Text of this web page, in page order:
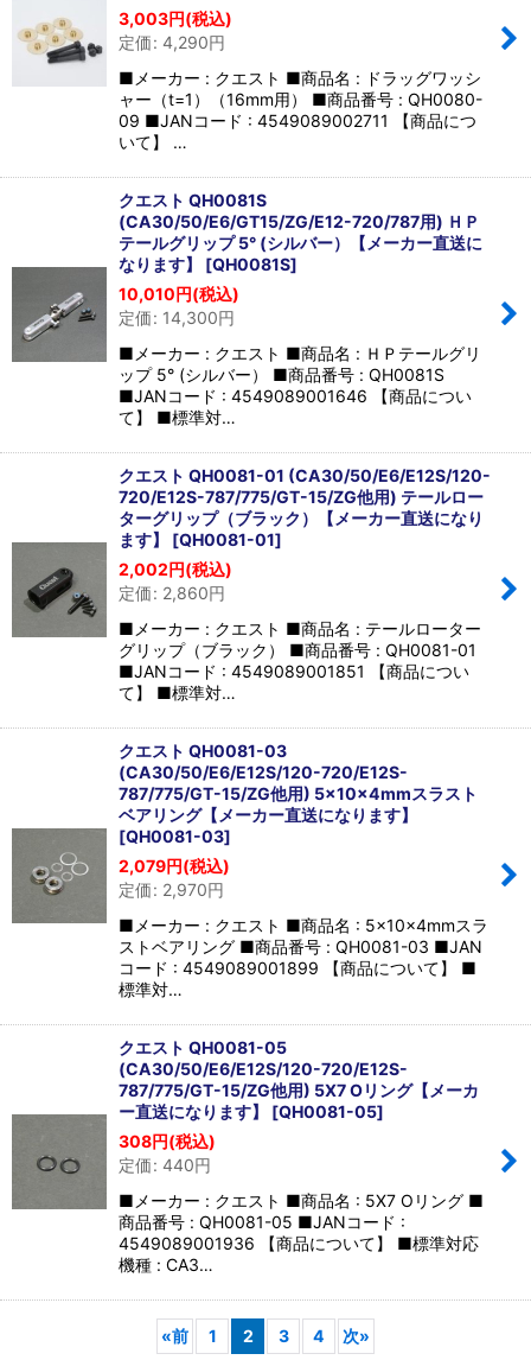
3,003円(税込)
定価: 4,290円
■メーカー : クエスト ■商品名 : ドラッグワッシ
ャー（t=1）（16mm用） ■商品番号 : QH0080-
09 ■JANコード : 4549089002711 【商品につ
いて】 …
クエスト QH0081S
(CA30/50/E6/GT15/ZG/E12-720/787用) ＨＰ
テールグリップ 5° (シルバー）【メーカー直送に
なります】
[QH0081S]
10,010円(税込)
定価: 14,300円
■メーカー : クエスト ■商品名 : ＨＰテールグリ
ップ 5° (シルバー） ■商品番号 : QH0081S
■JANコード : 4549089001646 【商品につい
て】 ■標準対…
クエスト QH0081-01 (CA30/50/E6/E12S/120-
720/E12S-787/775/GT-15/ZG他用) テールロー
ターグリップ（ブラック）【メーカー直送になり
ます】
[QH0081-01]
2,002円(税込)
定価: 2,860円
■メーカー : クエスト ■商品名 : テールローター
グリップ（ブラック） ■商品番号 : QH0081-01
■JANコード : 4549089001851 【商品につい
て】 ■標準対…
クエスト QH0081-03
(CA30/50/E6/E12S/120-720/E12S-
787/775/GT-15/ZG他用) 5×10×4mmスラスト
ベアリング【メーカー直送になります】
[QH0081-03]
2,079円(税込)
定価: 2,970円
■メーカー : クエスト ■商品名 : 5×10×4mmスラ
ストベアリング ■商品番号 : QH0081-03 ■JAN
コード : 4549089001899 【商品について】 ■
標準対…
クエスト QH0081-05
(CA30/50/E6/E12S/120-720/E12S-
787/775/GT-15/ZG他用) 5X7 Oリング【メーカ
ー直送になります】
[QH0081-05]
308円(税込)
定価: 440円
■メーカー : クエスト ■商品名 : 5X7 Oリング ■
商品番号 : QH0081-05 ■JANコード :
4549089001936 【商品について】 ■標準対応
機種 : CA3…
«前 1 2 3 4 次»